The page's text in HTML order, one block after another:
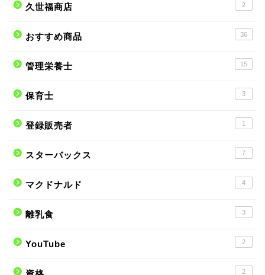
久世福商店 2
おすすめ商品 36
管理栄養士 15
保育士 3
登録販売者 1
スターバックス 7
マクドナルド 4
離乳食 3
YouTube 2
2